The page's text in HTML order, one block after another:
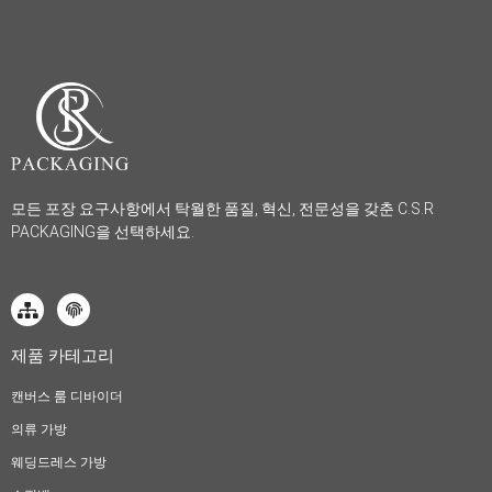
모든 포장 요구사항에서 탁월한 품질, 혁신, 전문성을 갖춘 C.S.R
PACKAGING을 선택하세요.
제품 카테고리
캔버스 룸 디바이더
의류 가방
웨딩드레스 가방